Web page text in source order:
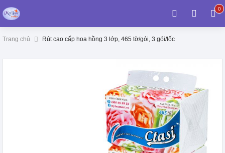
00
Trang chủ Rút cao cấp hoa hồng 3 lớp, 465 tờ/gói, 3 gói/lốc